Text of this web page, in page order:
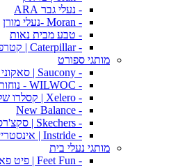
- נעלי גבר ARA
- Moran -נעלי מורן
- טבע מבית נאות
- Caterpillar | קטרפילר
מותגי ספורט
- Saucony | סאקוני הליכה דינמית עם תמיכה נכונה
- WILWOC - נוחות שנשארת איתך כל היום
- Xelero | קסלרו שליטה ויציבות בכל צעד
- New Balance
- Skechers | סקצ'רס
- Instride | אינסטרייד
מותגי נעלי בית
- Feet Fun | פיט פאן